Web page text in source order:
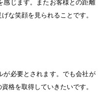
感じます。またお客様との距離
な笑顔を見られることです。
が必要とされます。でも会社が
格を取得していきたいです。